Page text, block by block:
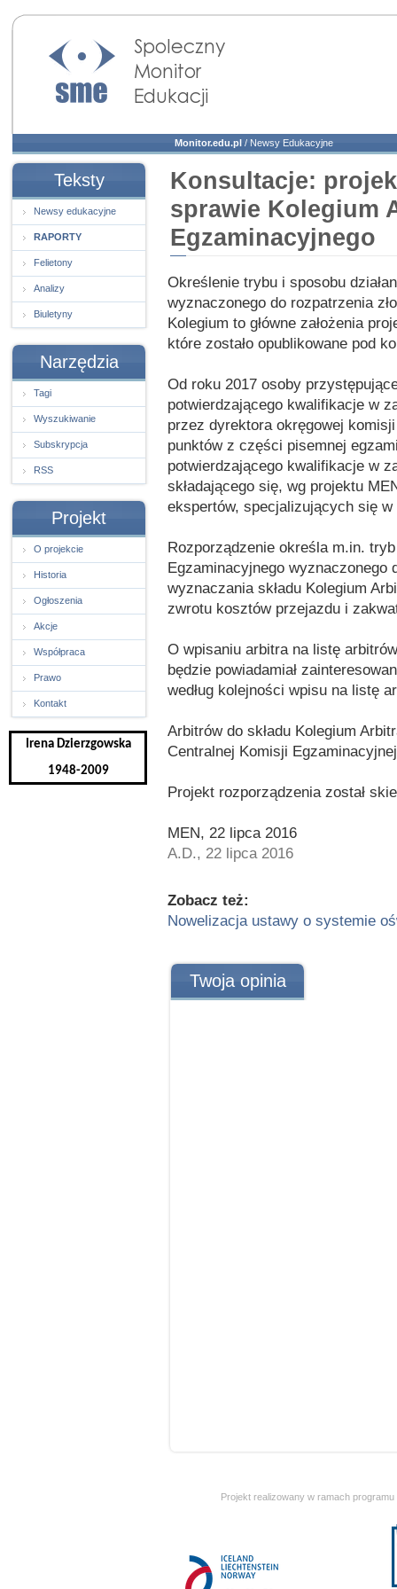
Społeczny Monitor
Edukacji
Monitor.edu.pl / Newsy Edukacyjne
Teksty
Newsy edukacyjne
RAPORTY
Felietony
Analizy
Biuletyny
Narzędzia
Tagi
Wyszukiwanie
Subskrypcja
RSS
Projekt
O projekcie
Historia
Ogłoszenia
Akcje
Współpraca
Prawo
Kontakt
Irena Dzierzgowska
1948-2009
Konsultacje:
sprawie Kolegium
Egzaminacyjnego
Określenie trybu i sposobu
wyznaczonego do rozpatrzenia
Kolegium to główne założenia
które zostało opublikowane pod
Od roku 2017 osoby
potwierdzającego kwalifikacje w
przez dyrektora okręgowej
punktów z części pisemnej
potwierdzającego kwalifikacje w
składającego się, wg projektu
ekspertów, specjalizujących się
Rozporządzenie określa m.in.
Egzaminacyjnego wyznaczonego
wyznaczania składu Kolegium
zwrotu kosztów przejazdu i
O wpisaniu arbitra na listę
będzie powiadamiał
według kolejności wpisu na listę
Arbitrów do składu Kolegium
Centralnej Komisji
Projekt rozporządzenia został
MEN, 22 lipca 2016
A.D., 22 lipca 2016
Zobacz też:
Nowelizacja ustawy o systemie
Twoja opinia
Projekt realizowany w ramach